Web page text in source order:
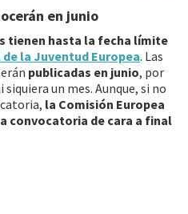
en junio
tienen hasta la fecha límite
la Juventud Europea. Las
publicadas en junio, por
un mes. Aunque, si no
la Comisión Europea
convocatoria de cara a final